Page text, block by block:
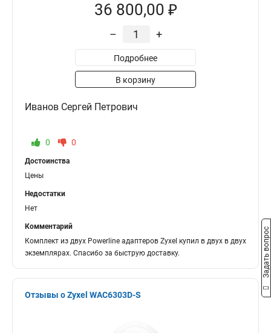
36 800,00 ₽
– +
Подробнее
В корзину
Иванов Сергей Петрович
0 0
Достоинства
Цены
Недостатки
Нет
Комментарий
Комплект из двух Powerline адаптеров Zyxel купил в двух в двух
экземплярах. Спасибо за быструю доставку.
Отзывы о Zyxel WAC6303D-S
Задать вопрос